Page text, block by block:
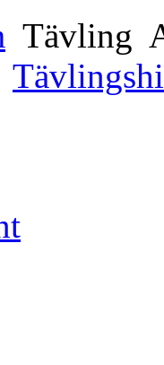
Tävling